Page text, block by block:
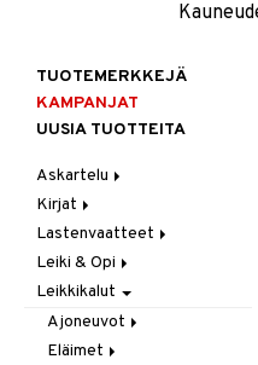
TUOTEMERKKEJÄ
KAMPANJAT
UUSIA TUOTTEITA
Askartelu
Askartelumateriaalit
Askartelusetti
Helmet
Koulutarvikkeet
Muovailuvaha
Piirrä ja maalaa
Kirjat
Askartelukirjat
Maalauskirjat
Päiväkirjat
Lastenvaatteet
Alaosat
Leggingsit
Alusvaatteet & Sukat
Kengät
Mekot
Leiki & Opi
Opetuslelut
Oppimispelit
Soittimet
Leikkikalut
Ajoneuvot
Autoradat
Eläimet